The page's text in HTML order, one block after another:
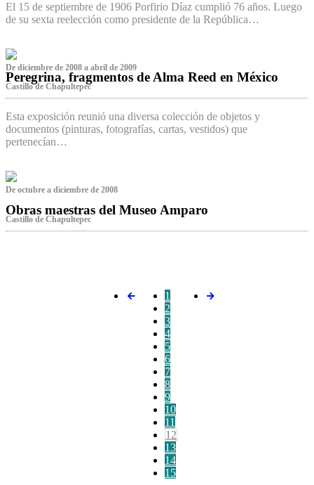
El 15 de septiembre de 1906 Porfirio Díaz cumplió 76 años. Luego
de su sexta reelección como presidente de la República…
De diciembre de 2008 a abril de 2009
Peregrina, fragmentos de Alma Reed en México
Castillo de Chapultepec
Esta exposición reunió una diversa colección de objetos y
documentos (pinturas, fotografías, cartas, vestidos) que
pertenecían…
De octubre a diciembre de 2008
Obras maestras del Museo Amparo
Castillo de Chapultepec
1
2
3
4
5
6
7
8
9
10
11
12
13
14
15